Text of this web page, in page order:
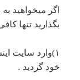
اگر میخواهید
بگذارید تنها
۱)وارد سایت
خود گردید .